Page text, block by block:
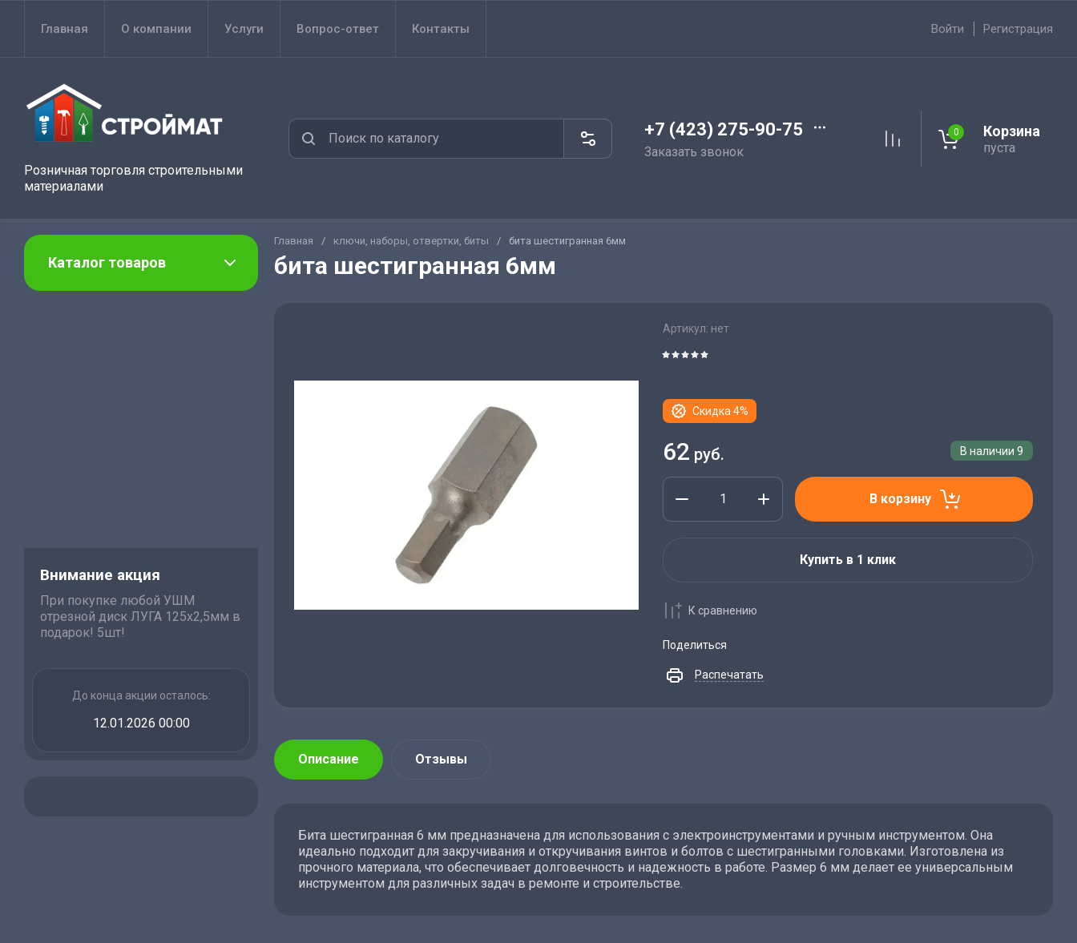
Главная О компании Услуги Вопрос-ответ Контакты Войти Регистрация
Розничная торговля строительными
материалами
+7 (423) 275-90-75
Заказать звонок
0 Корзина
пуста
Каталог товаров
Внимание акция
При покупке любой УШМ
отрезной диск ЛУГА 125х2,5мм в
подарок! 5шт!
До конца акции осталось:
12.01.2026 00:00
Главная / ключи, наборы, отвертки, биты / бита шестигранная 6мм
бита шестигранная 6мм
Артикул: нет
Скидка 4%
В наличии 9
62 руб.
В корзину
Купить в 1 клик
К сравнению
Поделиться
Распечатать
Описание Отзывы
Бита шестигранная 6 мм предназначена для использования с электроинструментами и ручным инструментом. Она
идеально подходит для закручивания и откручивания винтов и болтов с шестигранными головками. Изготовлена из
прочного материала, что обеспечивает долговечность и надежность в работе. Размер 6 мм делает ее универсальным
инструментом для различных задач в ремонте и строительстве.